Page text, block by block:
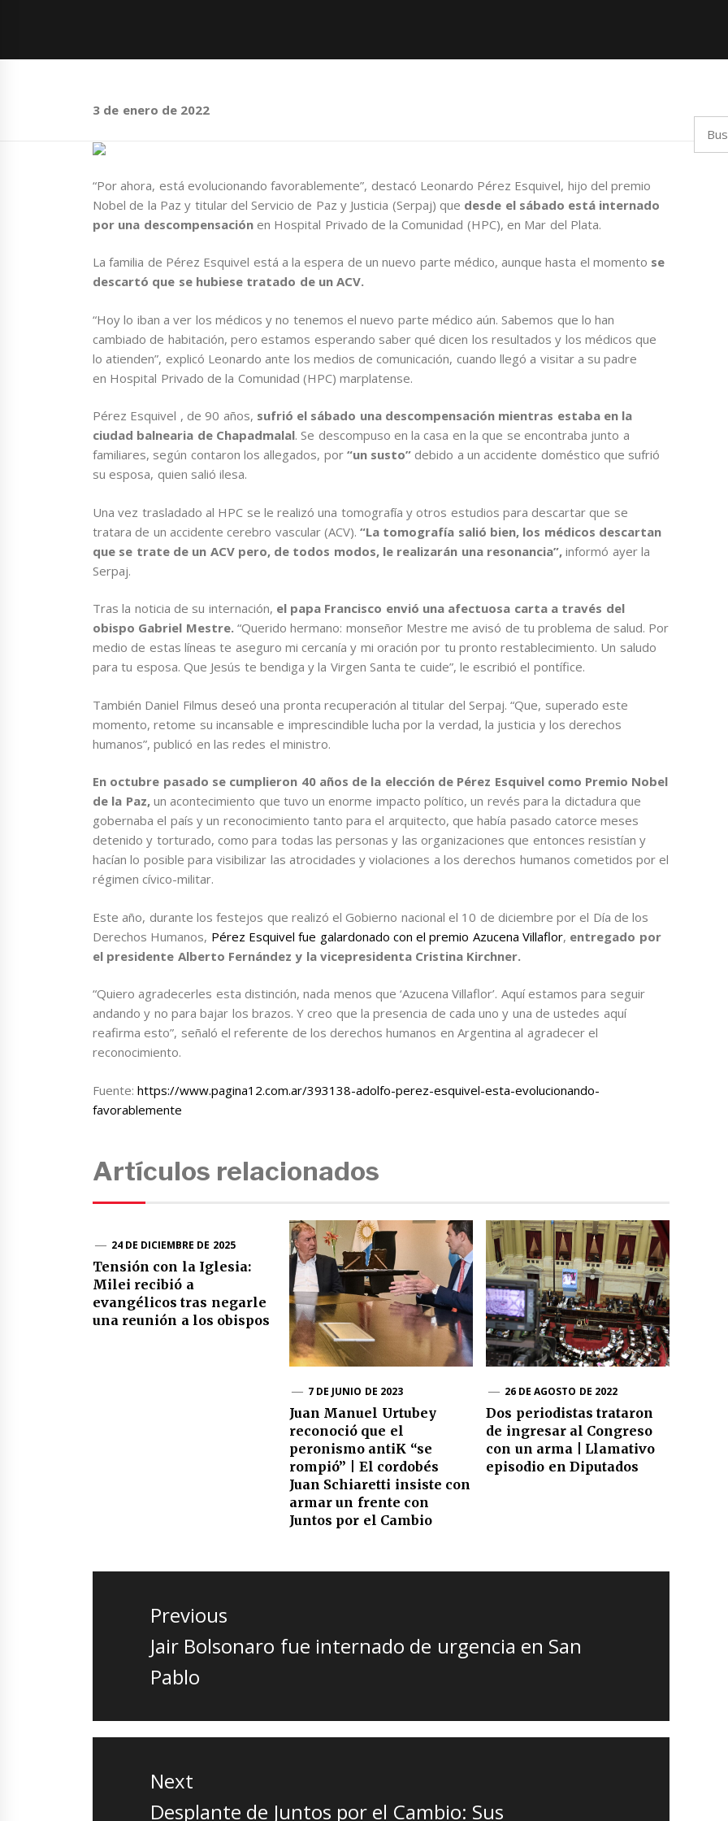
3 de enero de 2022
“Por ahora, está evolucionando favorablemente”, destacó Leonardo Pérez Esquivel, hijo del premio
Nobel de la Paz y titular del Servicio de Paz y Justicia (Serpaj) que desde el sábado está internado
por una descompensación en Hospital Privado de la Comunidad (HPC), en Mar del Plata.
La familia de Pérez Esquivel está a la espera de un nuevo parte médico, aunque hasta el momento se
descartó que se hubiese tratado de un ACV.
“Hoy lo iban a ver los médicos y no tenemos el nuevo parte médico aún. Sabemos que lo han
cambiado de habitación, pero estamos esperando saber qué dicen los resultados y los médicos que
lo atienden”, explicó Leonardo ante los medios de comunicación, cuando llegó a visitar a su padre
en Hospital Privado de la Comunidad (HPC) marplatense.
Pérez Esquivel , de 90 años, sufrió el sábado una descompensación mientras estaba en la
ciudad balnearia de Chapadmalal. Se descompuso en la casa en la que se encontraba junto a
familiares, según contaron los allegados, por “un susto” debido a un accidente doméstico que sufrió
su esposa, quien salió ilesa.
Una vez trasladado al HPC se le realizó una tomografía y otros estudios para descartar que se
tratara de un accidente cerebro vascular (ACV).“La tomografía salió bien, los médicos descartan
que se trate de un ACV pero, de todos modos, le realizarán una resonancia”,informó ayer la
Serpaj.
Tras la noticia de su internación, el papa Francisco envió una afectuosa carta a través del
obispo Gabriel Mestre. “Querido hermano: monseñor Mestre me avisó de tu problema de salud. Por
medio de estas líneas te aseguro mi cercanía y mi oración por tu pronto restablecimiento. Un saludo
para tu esposa. Que Jesús te bendiga y la Virgen Santa te cuide”, le escribió el pontífice.
También Daniel Filmus deseó una pronta recuperación al titular del Serpaj. “Que, superado este
momento, retome su incansable e imprescindible lucha por la verdad, la justicia y los derechos
humanos”, publicó en las redes el ministro.
En octubre pasado se cumplieron 40 años de la elección de Pérez Esquivel como Premio Nobel
de la Paz,un acontecimiento que tuvo un enorme impacto político, un revés para la dictadura que
gobernaba el país y un reconocimiento tanto para el arquitecto, que había pasado catorce meses
detenido y torturado, como para todas las personas y las organizaciones que entonces resistían y
hacían lo posible para visibilizar las atrocidades y violaciones a los derechos humanos cometidos por el
régimen cívico-militar.
Este año, durante los festejos que realizó el Gobierno nacional el 10 de diciembre por el Día de los
Derechos Humanos, Pérez Esquivel fue galardonado con el premio Azucena Villaflor, entregado por
el presidente Alberto Fernández y la vicepresidenta Cristina Kirchner.
“Quiero agradecerles esta distinción, nada menos que ‘Azucena Villaflor’. Aquí estamos para seguir
andando y no para bajar los brazos. Y creo que la presencia de cada uno y una de ustedes aquí
reafirma esto”, señaló el referente de los derechos humanos en Argentina al agradecer el
reconocimiento.
Fuente:https://www.pagina12.com.ar/393138-adolfo-perez-esquivel-esta-evolucionando-
favorablemente
Artículos relacionados
24 DE DICIEMBRE DE 2025
Tensión con la Iglesia:
Milei recibió a
evangélicos tras negarle
una reunión a los obispos
7 DE JUNIO DE 2023
Juan Manuel Urtubey
reconoció que el
peronismo antiK “se
rompió” | El cordobés
Juan Schiaretti insiste con
armar un frente con
Juntos por el Cambio
26 DE AGOSTO DE 2022
Dos periodistas trataron
de ingresar al Congreso
con un arma | Llamativo
episodio en Diputados
Navegación
entradas
Previous
Previous
post:
Jair Bolsonaro fue internado de urgencia en San
Pablo
Next
Next
Desplante de Juntos por el Cambio: Sus